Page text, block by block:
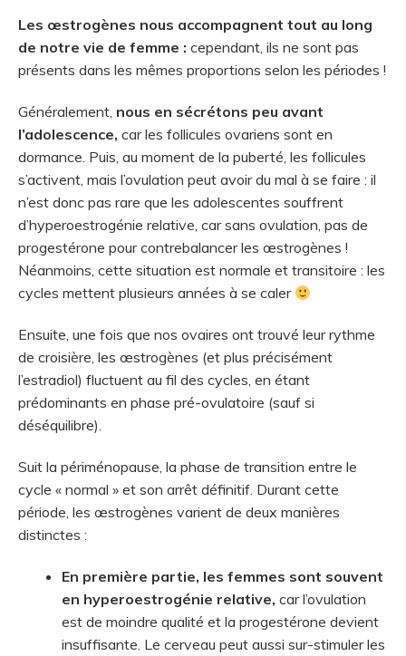
Les œstrogènes nous accompagnent tout au long
de notre vie de femme : cependant, ils ne sont pas
présents dans les mêmes proportions selon les périodes !
Généralement, nous en sécrétons peu avant
l’adolescence, car les follicules ovariens sont en
dormance. Puis, au moment de la puberté, les follicules
s’activent, mais l’ovulation peut avoir du mal à se faire : il
n’est donc pas rare que les adolescentes souffrent
d’hyperoestrogénie relative, car sans ovulation, pas de
progestérone pour contrebalancer les œstrogènes !
Néanmoins, cette situation est normale et transitoire : les
cycles mettent plusieurs années à se caler
Ensuite, une fois que nos ovaires ont trouvé leur rythme
de croisière, les œstrogènes (et plus précisément
l’estradiol) fluctuent au fil des cycles, en étant
prédominants en phase pré-ovulatoire (sauf si
déséquilibre).
Suit la périménopause, la phase de transition entre le
cycle « normal » et son arrêt définitif. Durant cette
période, les œstrogènes varient de deux manières
distinctes :
En première partie, les femmes sont souvent
en hyperoestrogénie relative, car l’ovulation
est de moindre qualité et la progestérone devient
insuffisante. Le cerveau peut aussi sur-stimuler les